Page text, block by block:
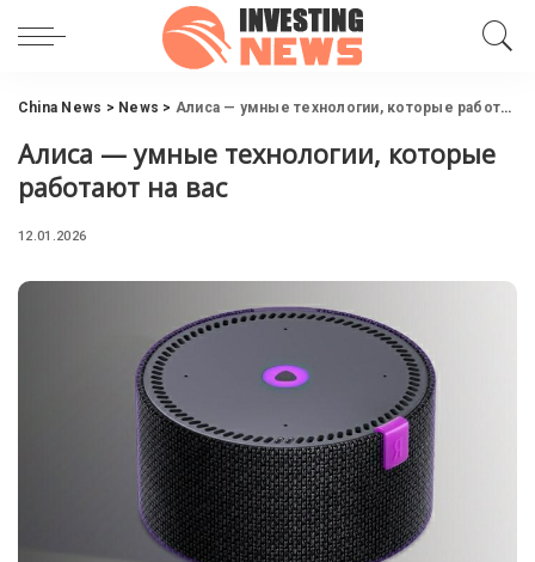
China News > News > Алиса — умные технологии, которые работают на вас
Алиса — умные технологии, которые
работают на вас
12.01.2026